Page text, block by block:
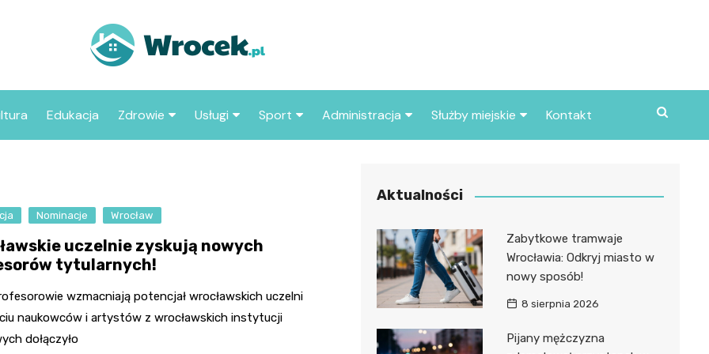
we
Edukacja Zdrowie
Apteka
Usługi
Stacja paliw
Restauracja
Sport Administracja
Urząd miasta
Służby miejskie
Policja
Kontakt
Nominacje Wrocław
uczelnie zyskują nowych
tytularnych!
wzmacniają potencjał wrocławskich uczelni
naukowców i artystów z wrocławskich instytucji
dołączyło
Aktualności
Zabytkowe tramwaje
Wrocławia: Odkryj miasto w
nowy sposób!
8 sierpnia 2026
Pijany mężczyzna